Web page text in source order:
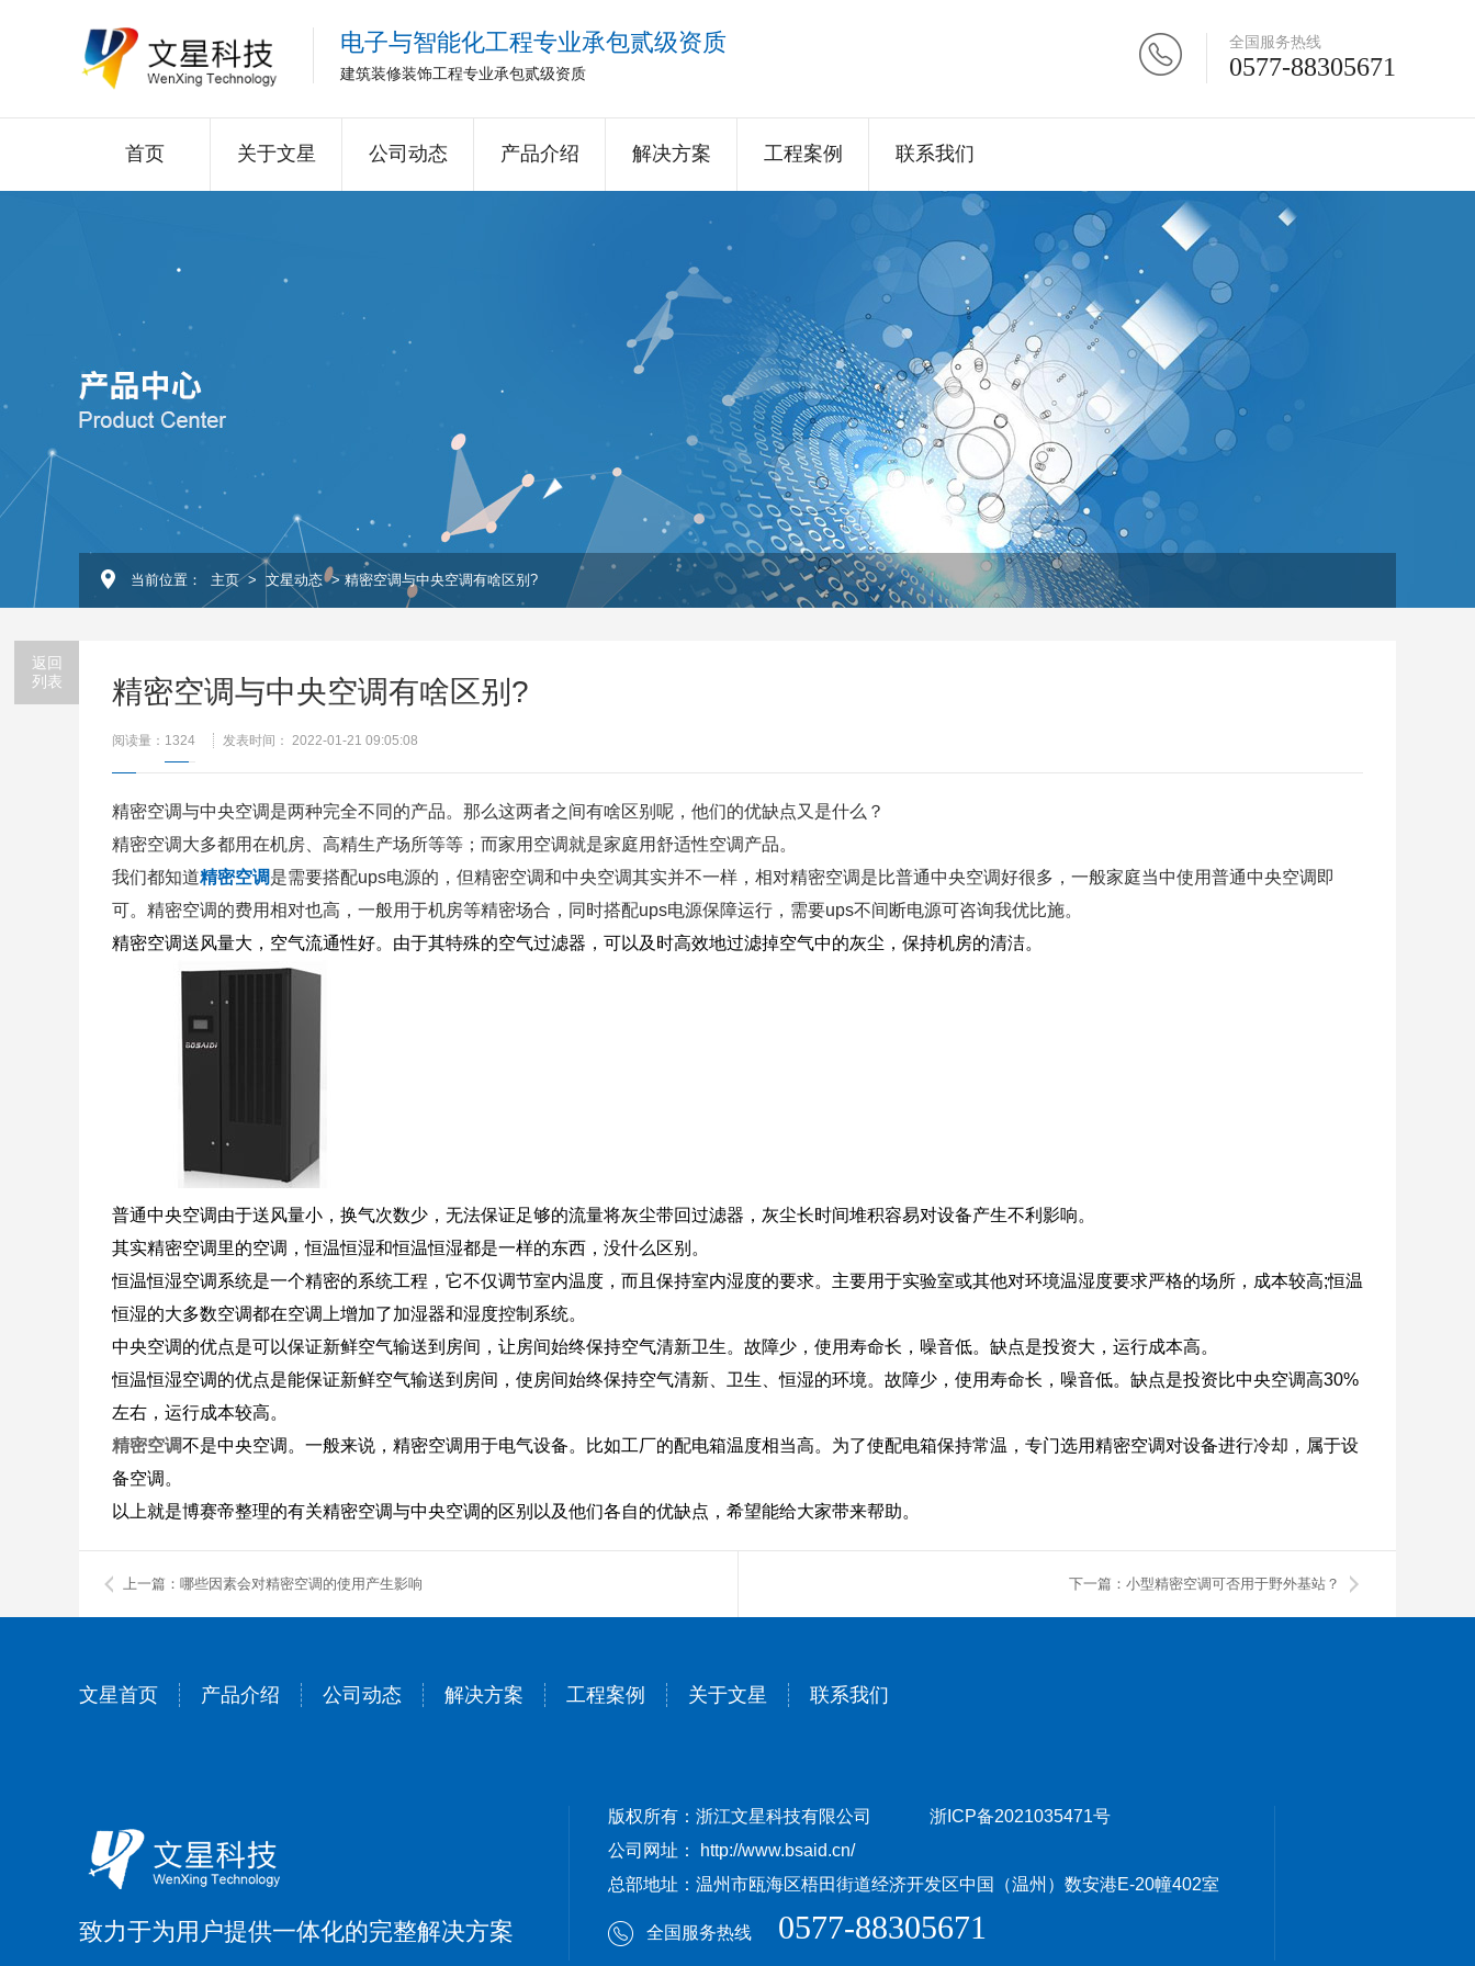
电子与智能化工程专业承包贰级资质
建筑装修装饰工程专业承包贰级资质
全国服务热线
0577-88305671
首页 关于文星 公司动态 产品介绍 解决方案 工程案例 联系我们
当前位置： 主页 > 文星动态 > 精密空调与中央空调有啥区别?
返回
列表
精密空调与中央空调有啥区别?
阅读量： 1324 发表时间： 2022-01-21 09:05:08
精密空调与中央空调是两种完全不同的产品。那么这两者之间有啥区别呢，他们的优缺点又是什么？
精密空调大多都用在机房、高精生产场所等等；而家用空调就是家庭用舒适性空调产品。
我们都知道精密空调是需要搭配ups电源的，但精密空调和中央空调其实并不一样，相对精密空调是比普通中央空调好很多，一般家庭当中使用普通中央空调即
可。精密空调的费用相对也高，一般用于机房等精密场合，同时搭配ups电源保障运行，需要ups不间断电源可咨询我优比施。
精密空调送风量大，空气流通性好。由于其特殊的空气过滤器，可以及时高效地过滤掉空气中的灰尘，保持机房的清洁。
普通中央空调由于送风量小，换气次数少，无法保证足够的流量将灰尘带回过滤器，灰尘长时间堆积容易对设备产生不利影响。
其实精密空调里的空调，恒温恒湿和恒温恒湿都是一样的东西，没什么区别。
恒温恒湿空调系统是一个精密的系统工程，它不仅调节室内温度，而且保持室内湿度的要求。主要用于实验室或其他对环境温湿度要求严格的场所，成本较高;恒温
恒湿的大多数空调都在空调上增加了加湿器和湿度控制系统。
中央空调的优点是可以保证新鲜空气输送到房间，让房间始终保持空气清新卫生。故障少，使用寿命长，噪音低。缺点是投资大，运行成本高。
恒温恒湿空调的优点是能保证新鲜空气输送到房间，使房间始终保持空气清新、卫生、恒湿的环境。故障少，使用寿命长，噪音低。缺点是投资比中央空调高30%
左右，运行成本较高。
精密空调不是中央空调。一般来说，精密空调用于电气设备。比如工厂的配电箱温度相当高。为了使配电箱保持常温，专门选用精密空调对设备进行冷却，属于设
备空调。
以上就是博赛帝整理的有关精密空调与中央空调的区别以及他们各自的优缺点，希望能给大家带来帮助。
上一篇：哪些因素会对精密空调的使用产生影响 下一篇：小型精密空调可否用于野外基站？
文星首页 产品介绍 公司动态 解决方案 工程案例 关于文星 联系我们
致力于为用户提供一体化的完整解决方案
版权所有：浙江文星科技有限公司
浙ICP备2021035471号
公司网址： http://www.bsaid.cn/
总部地址：温州市瓯海区梧田街道经济开发区中国（温州）数安港E-20幢402室
全国服务热线 0577-88305671